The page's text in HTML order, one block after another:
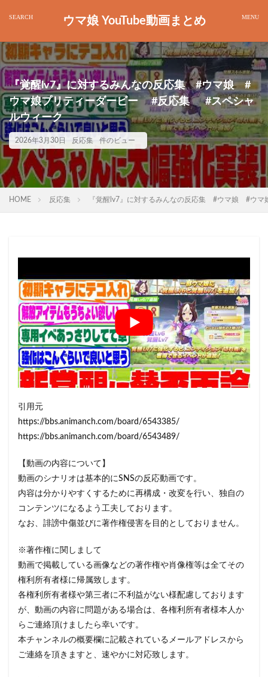
ウマ娘 YouTube動画まとめ
『覚醒lv7』に対するみんなの反応集 #ウマ娘 #
ウマ娘プリティーダービー #反応集 #スペシャ
ルウィーク
2026年3月30日 反応集 件のビュー
HOME 反応集 『覚醒lv7』に対するみんなの反応集 #ウマ娘 #ウ
引用元
https://bbs.animanch.com/board/6543385/
https://bbs.animanch.com/board/6543489/
【動画の内容について】
動画のシナリオは基本的にSNSの反応動画です。
内容は分かりやすくするために再構成・改変を行い、独自の
コンテンツになるよう工夫しております。
なお、誹謗中傷並びに著作権侵害を目的としておりません。
※著作権に関しまして
動画で掲載している画像などの著作権や肖像権等は全てその
権利所有者様に帰属致します。
各権利所有者様や第三者に不利益がない様配慮しております
が、動画の内容に問題がある場合は、各権利所有者様本人か
らご連絡頂けましたら幸いです。
本チャンネルの概要欄に記載されているメールアドレスから
ご連絡を頂きますと、速やかに対応致します。